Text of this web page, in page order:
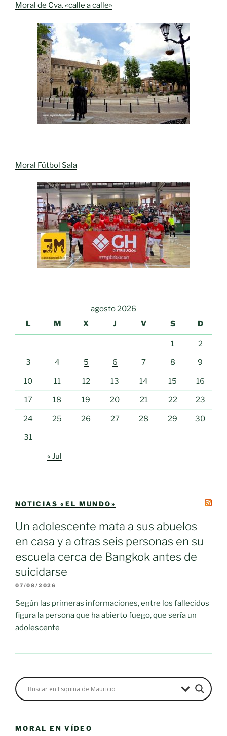
Moral de Cva. «calle a calle»
Moral Fútbol Sala
agosto 2026
L
M X J V S D
1 2
3 4 5 6 7 8 9
10 11 12 13 14 15 16
17 18 19 20 21 22 23
24 25 26 27 28 29 30
31
« Jul
NOTICIAS «EL MUNDO»
Un adolescente mata a sus abuelos
en casa y a otras seis personas en su
escuela cerca de Bangkok antes de
suicidarse
07/08/2026
Según las primeras informaciones, entre los fallecidos
figura la persona que ha abierto fuego, que sería un
adolescente
MORAL EN VÍDEO